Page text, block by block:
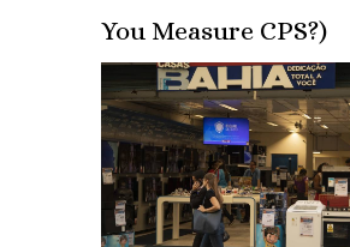
You Measure CPS?)